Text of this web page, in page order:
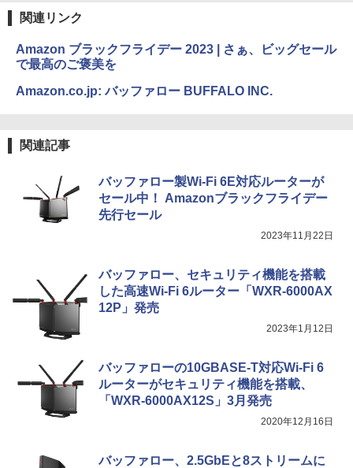
関連リンク
Amazon ブラックフライデー 2023 | さぁ、ビッグセール
で最高のご褒美を
Amazon.co.jp: バッファロー BUFFALO INC.
関連記事
バッファロー製Wi-Fi 6E対応ルーターが
セール中！ Amazonブラックフライデー
先行セール
2023年11月22日
バッファロー、セキュリティ機能を搭載
した高速Wi-Fi 6ルーター「WXR-6000AX
12P」発売
2023年1月12日
バッファローの10GBASE-T対応Wi-Fi 6
ルーターがセキュリティ機能を搭載、
「WXR-6000AX12S」3月発売
2020年12月16日
バッファロー、2.5GbEと8ストリームに